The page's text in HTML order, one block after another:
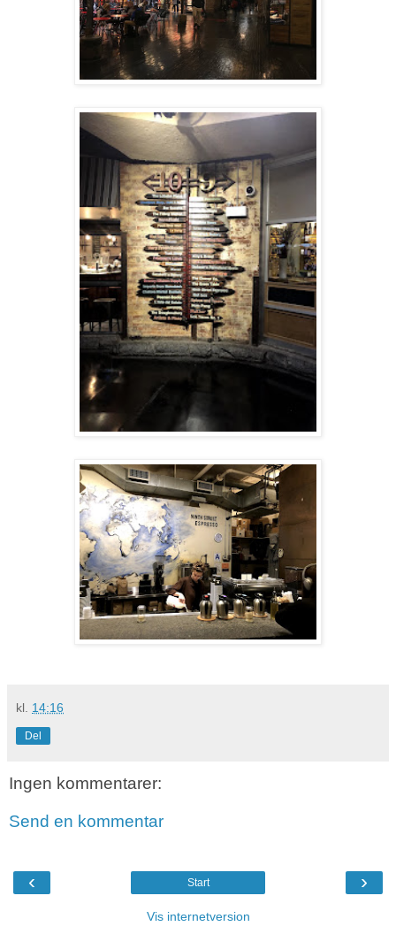
kl. 14:16
Del
Ingen kommentarer:
Send en kommentar
‹ ›
Start
Vis internetversion